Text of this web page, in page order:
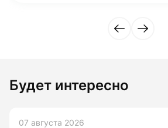
Будет интересно
07 августа 2026